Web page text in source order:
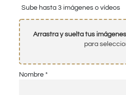
Sube hasta 3 imágenes o vídeos
Arrastra y suelta tus
para
Nombre *